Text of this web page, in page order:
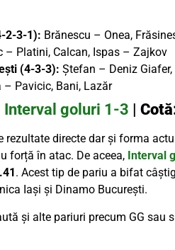
2-3-1): Brănescu – Onea,
– Platini, Calcan, Ispas – Zajkov
(4-3-3): Ștefan – Deniz Giafer,
– Pavicic, Bani, Lazăr
Interval goluri 1-3 |
rezultate directe dar și forma
forță în atac. De aceea, Interval
. Acest tip de pariu a bifat
Iași și Dinamo București.
și alte pariuri precum GG sau